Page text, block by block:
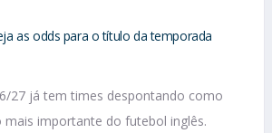
as odds para o título da temporada
27 já tem times despontando como
importante do futebol inglês.